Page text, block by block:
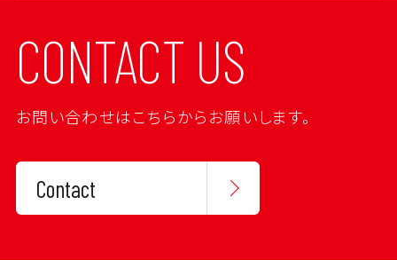
CONTACT US
お問い合わせはこちらからお願いします。
Contact